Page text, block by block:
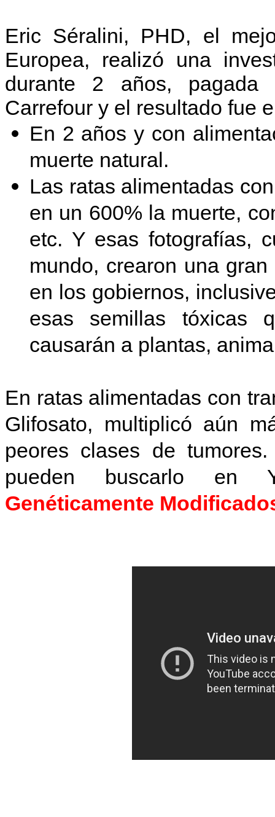
Eric Séralini, PHD, el
Europea, realizó una
durante 2 años, pagada
Carrefour y el resultado fue
En 2 años y con
muerte natural.
Las ratas alimentadas
en un 600% la muerte,
etc. Y esas fotografías,
mundo, crearon una
en los gobiernos,
esas semillas tóxicas
causarán a plantas,
En ratas alimentadas con
Glifosato, multiplicó aún
peores clases de
pueden buscarlo en
Genéticamente